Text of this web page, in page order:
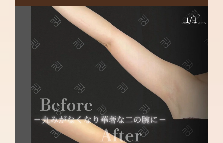
リスク/副作用：だるさ・熱感・頭痛・蕁麻
疹・痒み・むくみ・発熱・咳・冷や汗・胸痛・
吸引部の皮膚が硬くなる、凹凸になる・効果に
満足できない・施術箇所の知覚の麻痺・鈍さ、
しびれ・皮膚の色素沈着など
肩：¥148,000～
リスク/副作用：だるさ・熱感・頭痛・蕁麻
疹・痒み・むくみ・発熱・咳・冷や汗・胸痛・
吸引部の皮膚が硬くなる、凹凸になる・効果に
満足できない・施術箇所の知覚の麻痺・鈍さ、
しびれ・皮膚の色素沈着などを生じることがあ
ります。
1/1